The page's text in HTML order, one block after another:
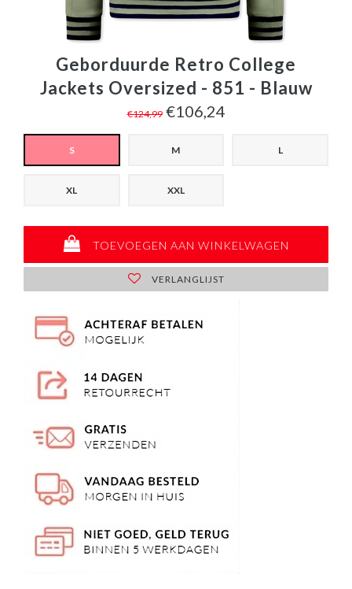
Geborduurde Retro College
Jackets Oversized - 851 - Blauw
€124,99 €106,24
S M L
XL XXL
TOEVOEGEN AAN WINKELWAGEN
VERLANGLIJST